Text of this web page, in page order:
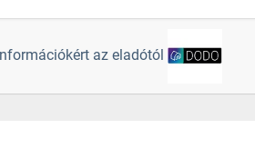
az eladótól